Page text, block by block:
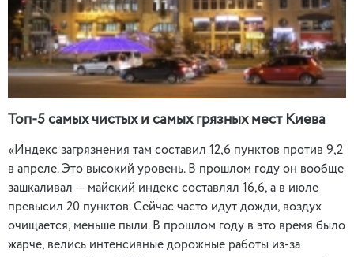
Топ-5 самых чистых и самых грязных мест Киева
«Индекс загрязнения там составил 12,6 пунктов против 9,2
в апреле. Это высокий уровень. В прошлом году он вообще
зашкаливал — майский индекс составлял 16,6, а в июле
превысил 20 пунктов. Сейчас часто идут дожди, воздух
очищается, меньше пыли. В прошлом году в это время было
жарче, велись интенсивные дорожные работы из-за